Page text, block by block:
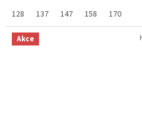
128 137 147 158 170
Akce